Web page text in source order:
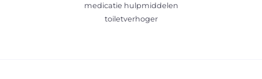
medicatie hulpmiddelen
toiletverhoger